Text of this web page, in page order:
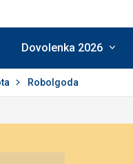
Dovolenka 2026
Robolgoda